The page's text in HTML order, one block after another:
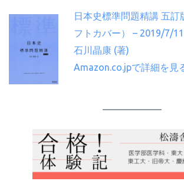
日本史標準問題精講 五訂
フトカバー） – 2019/7/11
石川晶康 (著)
Amazon.co.jpで詳細を見